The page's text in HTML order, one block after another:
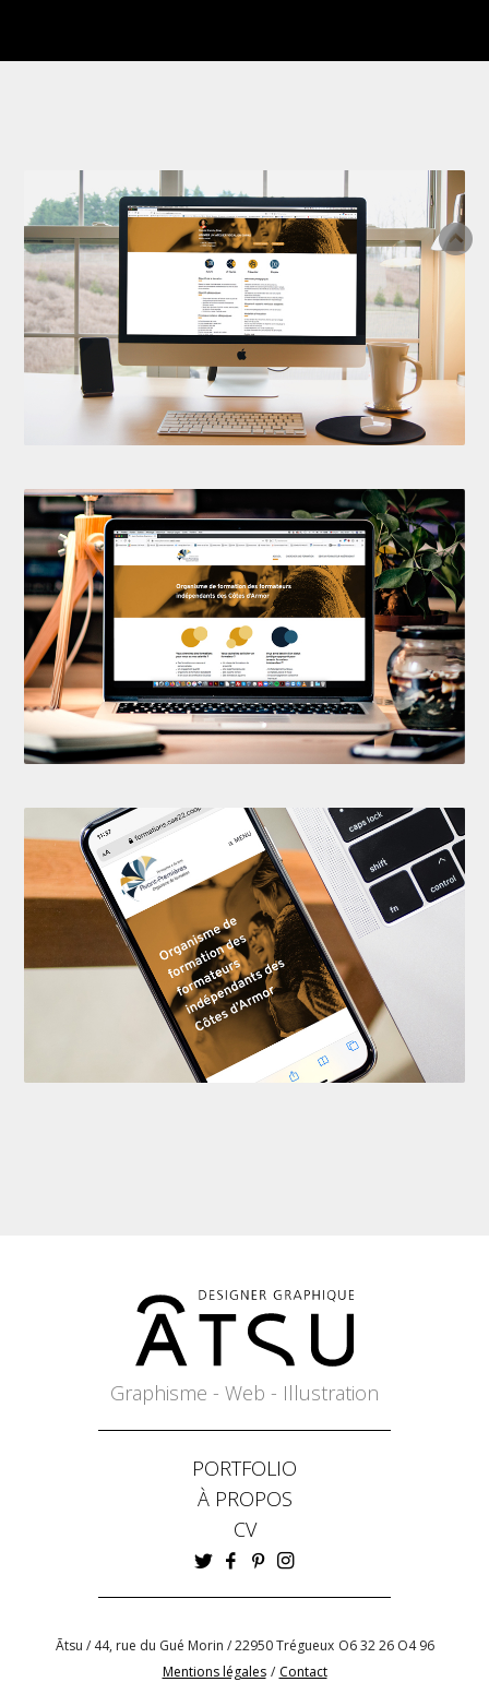
Graphisme - Web - Illustration
PORTFOLIO
À PROPOS
CV
Ātsu / 44, rue du Gué Morin / 22950 Trégueux O6 32 26 O4 96
Mentions légales / Contact